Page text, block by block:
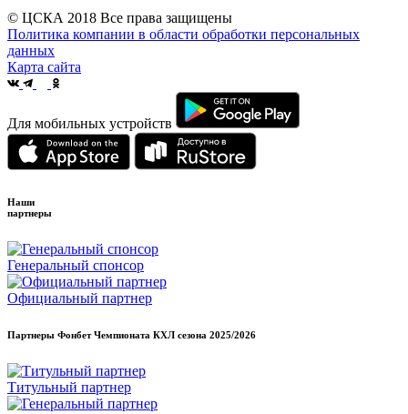
© ЦСКА 2018 Все права защищены
Политика компании в области обработки персональных
данных
Карта сайта
Для мобильных устройств
Наши
партнеры
Генеральный спонсор
Официальный партнер
Партнеры Фонбет Чемпионата КХЛ сезона 2025/2026
Титульный партнер